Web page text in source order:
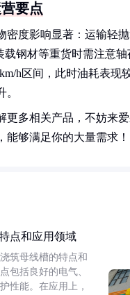
要点
密度影响显著：运输轻
载钢材等重货时需注意
h区间，此时油耗表现
更多相关产品，不妨来
能够满足你的大量需求！
点和应用领域
筑母线槽的特点和
包括良好的电气、
性能。在应用上，